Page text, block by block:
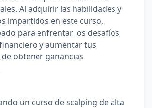
Al adquirir las habilidades y
impartidos en este curso,
para enfrentar los desafíos
y aumentar tus
obtener ganancias
un curso de scalping de alta